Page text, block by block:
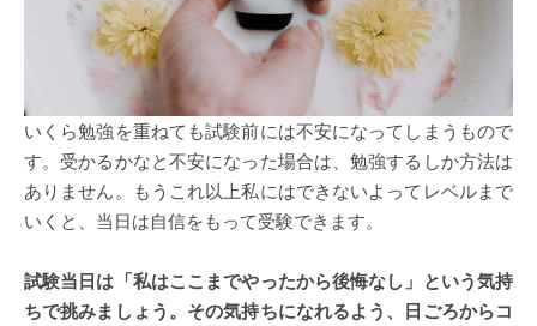
いくら勉強を重ねても試験前には不安になってしまうもので
す。受かるかなと不安になった場合は、勉強するしか方法は
ありません。もうこれ以上私にはできないよってレベルまで
いくと、当日は自信をもって受験できます。
試験当日は「私はここまでやったから後悔なし」という気持
ちで挑みましょう。その気持ちになれるよう、日ごろからコ